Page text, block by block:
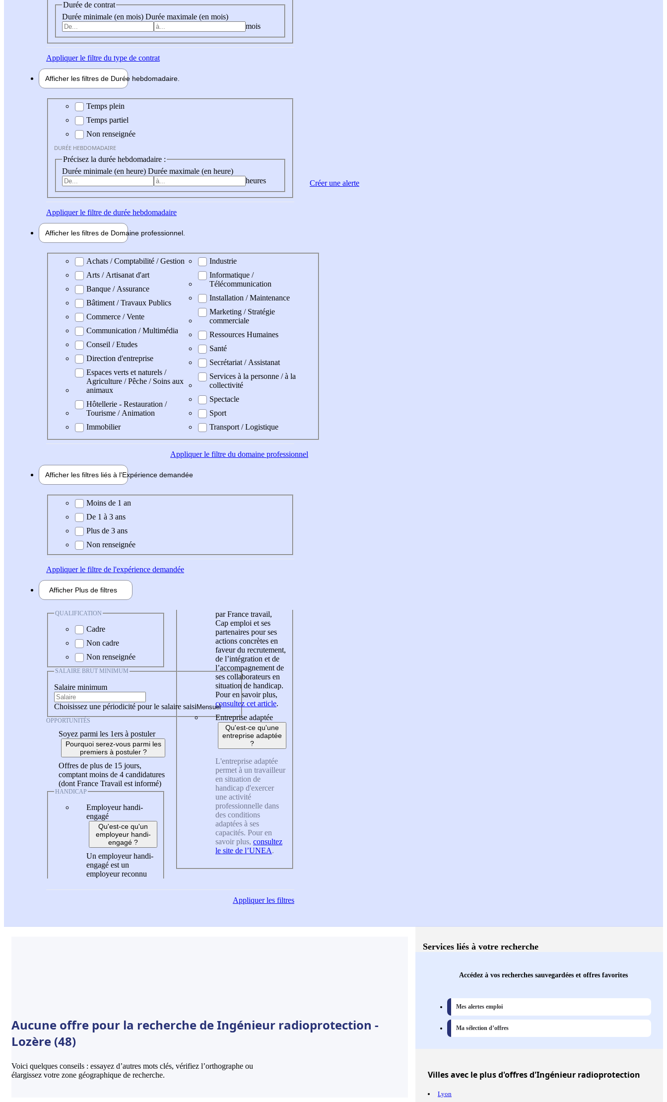
Durée de contrat
Durée minimale (en mois) Durée maximale (en mois)
mois
Appliquerle filtre du type de contrat
Afficher les filtres de Durée hebdomadaire
Durée hebdomadaire
Temps plein
Temps partiel
Non renseignée
DURÉE HEBDOMADAIRE
Précisez la durée hebdomadaire :
Durée minimale (en heure) Durée maximale (en heure)
heures
Appliquerle filtre de durée hebdomadaire
Afficher les filtres de Domaine professionnel
Domaine professionel
Achats / Comptabilité / Gestion
Arts / Artisanat d'art
Banque / Assurance
Bâtiment / Travaux Publics
Commerce / Vente
Communication / Multimédia
Conseil / Etudes
Direction d'entreprise
Espaces verts et naturels /
Agriculture / Pêche / Soins aux
animaux
Hôtellerie - Restauration /
Tourisme / Animation
Immobilier
Industrie
Informatique /
Télécommunication
Installation / Maintenance
Marketing / Stratégie
commerciale
Ressources Humaines
Santé
Secrétariat / Assistanat
Services à la personne / à la
collectivité
Spectacle
Sport
Transport / Logistique
Appliquerle filtre du domaine professionnel
Afficher les filtres liés à l'Expérience demandée
Expérience demandée
Moins de 1 an
De 1 à 3 ans
Plus de 3 ans
Non renseignée
Appliquerle filtre de l'expérience demandée
Afficher Plus de filtres
QUALIFICATION
Cadre
Non cadre
Non renseignée
SALAIRE BRUT MINIMUM
Salaire minimum
Choisissez une périodicité pour le salaire saisi
OPPORTUNITÉS
Soyez parmi les 1ers à postuler
Pourquoi serez-vous parmi les
premiers à postuler ?
Offres de plus de 15 jours,
comptant moins de 4 candidatures
(dont France Travail est informé)
HANDICAP
Employeur handi-
engagé
Qu'est-ce qu'un
employeur handi-
engagé ?
Un employeur handi-
engagé est un
employeur reconnu
par France travail,
Cap emploi et ses
partenaires pour ses
actions concrètes en
faveur du recrutement,
de l’intégration et de
l’accompagnement de
ses collaborateurs en
situation de handicap.
Pour en savoir plus,
consultez cet article.
Entreprise adaptée
Qu'est-ce qu'une
entreprise adaptée
?
L'entreprise adaptée
permet à un travailleur
en situation de
handicap d'exercer
une activité
professionnelle dans
des conditions
adaptées à ses
capacités. Pour en
savoir plus, consultez
le site de l’UNEA.
Appliquerles filtres
Créer une alerte
Aucune offre pour la recherche de Ingénieur radioprotection -
Lozère (48)
Voici quelques conseils : essayez d’autres mots clés, vérifiez l’orthographe ou
élargissez votre zone géographique de recherche.
Services liés à votre recherche
Accédez à vos recherches sauvegardées et offres favorites
Mes alertes emploi
Ma sélection d’offres
Villesavec le plus d'offres d'Ingénieur radioprotection
Lyon